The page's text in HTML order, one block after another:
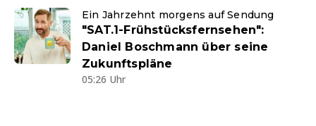
Ein Jahrzehnt morgens auf Sendung
"SAT.1-Frühstücksfernsehen":
Daniel Boschmann über seine
Zukunftspläne
05:26 Uhr